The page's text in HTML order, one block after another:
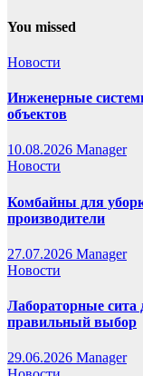
You missed
Новости
Инженерные
объектов
10.08.2026 Manager
Новости
Комбайны для
производители
27.07.2026 Manager
Новости
Лабораторные сита
правильный выбор
29.06.2026 Manager